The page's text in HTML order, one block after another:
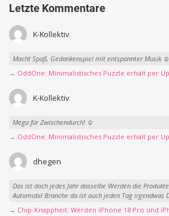
Letzte Kommentare
K-Kollektiv
Macht Spaß, Gedankenspiel mit entspannter Musik ☺️
→ OddOne: Minimalistisches Puzzle erhält per
K-Kollektiv
Mega für Zwischendurch! ☺️
→ OddOne: Minimalistisches Puzzle erhält per
dhegen
Das ist doch jedes Jahr dasselbe Werden die
Automobil Branche da ist auch jeden Tag irgendwas
→ Chip-Knappheit: Werden iPhone 18 Pro und